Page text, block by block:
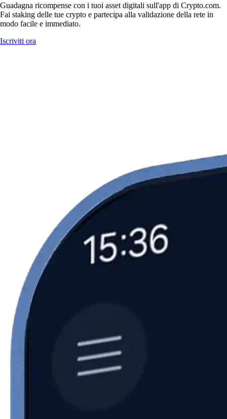
Guadagna ricompense con i tuoi asset digitali sull'app di Crypto.com.
Fai staking delle tue crypto e partecipa alla validazione della rete in
modo facile e immediato.
Iscriviti ora